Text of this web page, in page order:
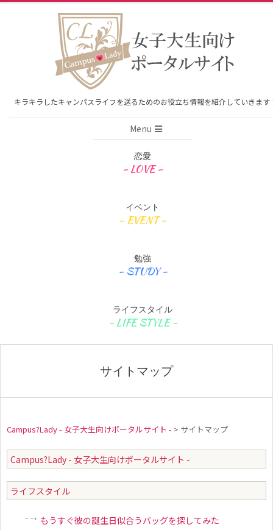
キラキラしたキャンパスライフを送るためのお役立ち情報を紹介していきます
Menu
恋愛
イベント
勉強
ライフスタイル
サイトマップ
Campus?Lady - 女子大生向けポータルサイト - > サイトマップ
サ
イ
Campus?Lady - 女子大生向けポータルサイト -
ライフスタイル
もうすぐ彼の誕生日似合うバッグを探してみた